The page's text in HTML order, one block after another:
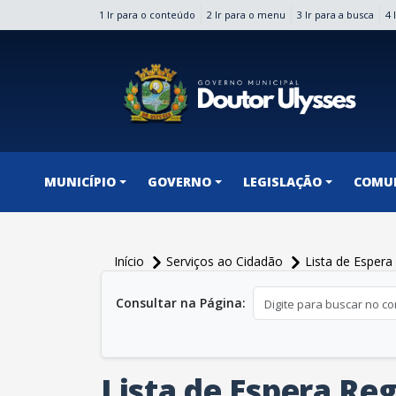
1 Ir para o conteúdo 2 Ir para o menu 3 Ir para a busca 4
MUNICÍPIO GOVERNO LEGISLAÇÃO
Início Serviços ao Cidadão
Lista de
Consultar na Página: